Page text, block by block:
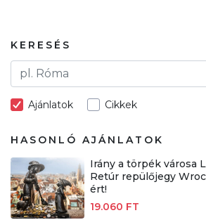
KERESÉS
Ajánlatok Cikkek
HASONLÓ AJÁNLATOK
Irány a törpék városa
Retúr repülőjegy
ért!
19.060 FT